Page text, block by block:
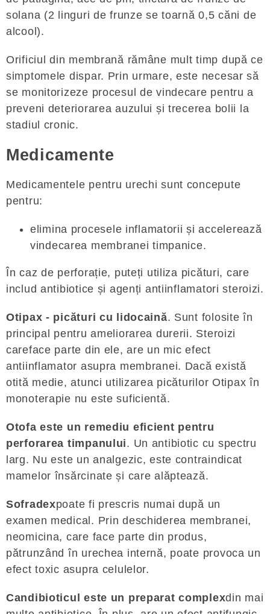
solana (2 linguri de frunze se toarnă 0,5 căni de
alcool).
Orificiul din membrană rămâne mult timp după ce
simptomele dispar. Prin urmare, este necesar să
se monitorizeze procesul de vindecare pentru a
preveni deteriorarea auzului și trecerea bolii la
stadiul cronic.
Medicamente
Medicamentele pentru urechi sunt concepute
pentru:
elimina procesele inflamatorii și accelerează
vindecarea membranei timpanice.
În caz de perforație, puteți utiliza picături, care
includ antibiotice și agenți antiinflamatori steroizi.
Otipax - picături cu lidocaină. Sunt folosite în
principal pentru ameliorarea durerii. Steroizi
careface parte din ele, are un mic efect
antiinflamator asupra membranei. Dacă există
otită medie, atunci utilizarea picăturilor Otipax în
monoterapie nu este suficientă.
Otofa este un remediu eficient pentru
perforarea timpanului. Un antibiotic cu spectru
larg. Nu este un analgezic, este contraindicat
mamelor însărcinate și care alăptează.
Sofradexpoate fi prescris numai după un
examen medical. Prin deschiderea membranei,
neomicina, care face parte din produs,
pătrunzând în urechea internă, poate provoca un
efect toxic asupra celulelor.
Candibioticul este un preparat complexdin mai